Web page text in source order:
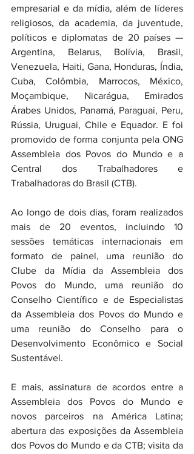
empresarial e da mídia, além de líderes
religiosos, da academia, da juventude,
políticos e diplomatas de 20 países —
Argentina, Belarus, Bolívia, Brasil,
Venezuela, Haiti, Gana, Honduras, Índia,
Cuba, Colômbia, Marrocos, México,
Moçambique, Nicarágua, Emirados
Árabes Unidos, Panamá, Paraguai, Peru,
Rússia, Uruguai, Chile e Equador. E foi
promovido de forma conjunta pela ONG
Assembleia dos Povos do Mundo e a
Central dos Trabalhadores e
Trabalhadoras do Brasil (CTB).
Ao longo de dois dias, foram realizados
mais de 20 eventos, incluindo 10
sessões temáticas internacionais em
formato de painel, uma reunião do
Clube da Mídia da Assembleia dos
Povos do Mundo, uma reunião do
Conselho Científico e de Especialistas
da Assembleia dos Povos do Mundo e
uma reunião do Conselho para o
Desenvolvimento Econômico e Social
Sustentável.
E mais, assinatura de acordos entre a
Assembleia dos Povos do Mundo e
novos parceiros na América Latina;
abertura das exposições da Assembleia
dos Povos do Mundo e da CTB; visita da